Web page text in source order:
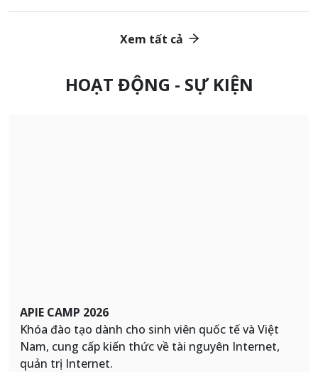
Xem tất cả
HOẠT ĐỘNG - SỰ KIỆN
VNIX-NOG 2026
Hội nghị thành viên kết nối Trạm trung chuyển
Internet quốc gia (VNIX) được VNNIC tổ chức
thường niên từ năm 2016 theo mô hình NOG quốc